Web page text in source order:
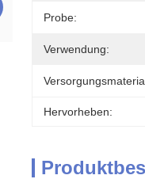
Probe:
Verwendung:
Hervorheben: